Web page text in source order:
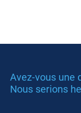
Avez-vous une
Nous serions